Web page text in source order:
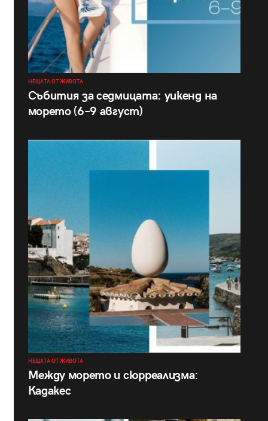
НЕЩАТА ОТ ЖИВОТА
Събития за седмицата: уикенд на
морето (6–9 август)
НЕЩАТА ОТ ЖИВОТА
Между морето и сюрреализма:
Кадакес